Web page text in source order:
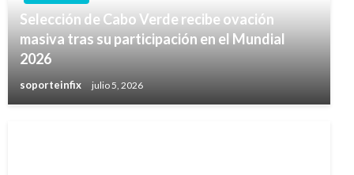
Selección de Cabo Verde recibe ovación
masiva tras su participación en el Mundial
2026
soporteinfix julio 5, 2026